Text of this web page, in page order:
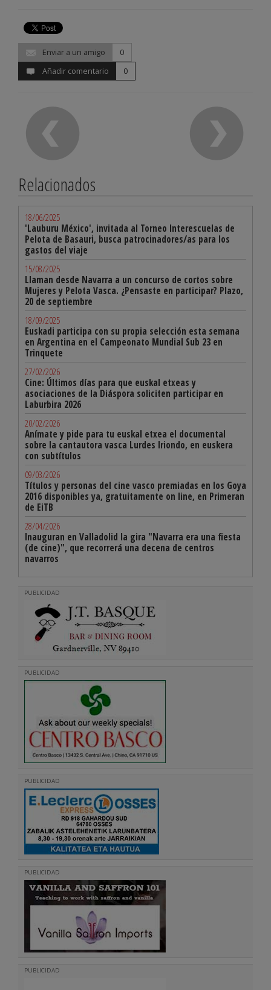
Enviar a un amigo
0
Añadir comentario
0
Relacionados
18/06/2025
'Lauburu México', invitada al Torneo Interescuelas de
Pelota de Basauri, busca patrocinadores/as para los
gastos del viaje
15/08/2025
Llaman desde Navarra a un concurso de cortos sobre
Mujeres y Pelota Vasca. ¿Pensaste en participar? Plazo,
20 de septiembre
18/09/2025
Euskadi participa con su propia selección esta semana
en Argentina en el Campeonato Mundial Sub 23 en
Trinquete
27/02/2026
Cine: Últimos días para que euskal etxeas y
asociaciones de la Diáspora soliciten participar en
Laburbira 2026
20/02/2026
Anímate y pide para tu euskal etxea el documental
sobre la cantautora vasca Lurdes Iriondo, en euskera
con subtítulos
09/03/2026
Títulos y personas del cine vasco premiadas en los Goya
2016 disponibles ya, gratuitamente on line, en Primeran
de EiTB
28/04/2026
Inauguran en Valladolid la gira "Navarra era una fiesta
(de cine)", que recorrerá una decena de centros
navarros
PUBLICIDAD
PUBLICIDAD
PUBLICIDAD
PUBLICIDAD
PUBLICIDAD